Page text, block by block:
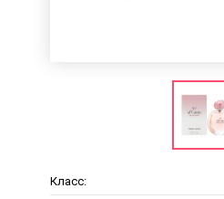
Класс: